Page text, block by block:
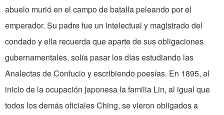
abuelo murió en el campo de batalla peleando por el
emperador. Su padre fue un intelectual y magistrado del
condado y ella recuerda que aparte de sus obligaciones
gubernamentales, solía pasar los días estudiando las
Analectas de Confucio y escribiendo poesías. En 1895, al
inicio de la ocupación japonesa la familia Lin, al igual que
todos los demás oficiales Ching, se vieron obligados a